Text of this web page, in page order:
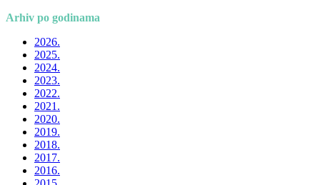
Arhiv po godinama
2026.
2025.
2024.
2023.
2022.
2021.
2020.
2019.
2018.
2017.
2016.